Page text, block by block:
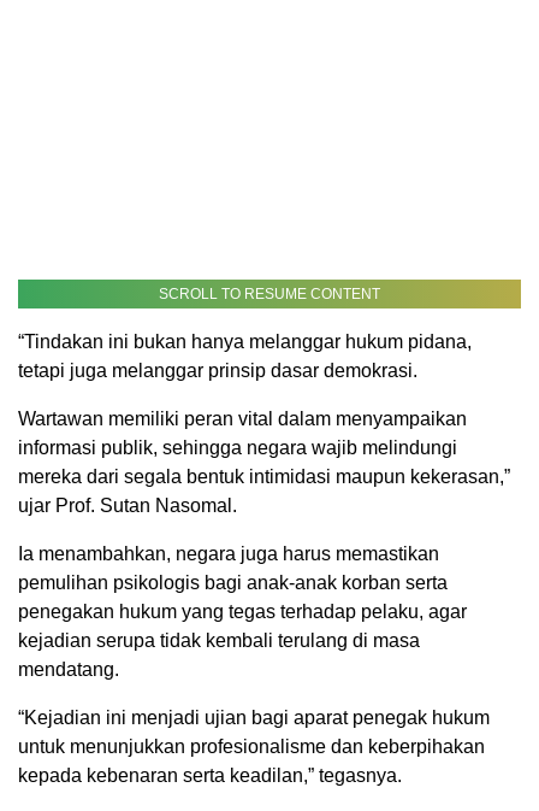
SCROLL TO RESUME CONTENT
“Tindakan ini bukan hanya melanggar hukum pidana,
tetapi juga melanggar prinsip dasar demokrasi.
Wartawan memiliki peran vital dalam menyampaikan
informasi publik, sehingga negara wajib melindungi
mereka dari segala bentuk intimidasi maupun kekerasan,”
ujar Prof. Sutan Nasomal.
Ia menambahkan, negara juga harus memastikan
pemulihan psikologis bagi anak-anak korban serta
penegakan hukum yang tegas terhadap pelaku, agar
kejadian serupa tidak kembali terulang di masa
mendatang.
“Kejadian ini menjadi ujian bagi aparat penegak hukum
untuk menunjukkan profesionalisme dan keberpihakan
kepada kebenaran serta keadilan,” tegasnya.